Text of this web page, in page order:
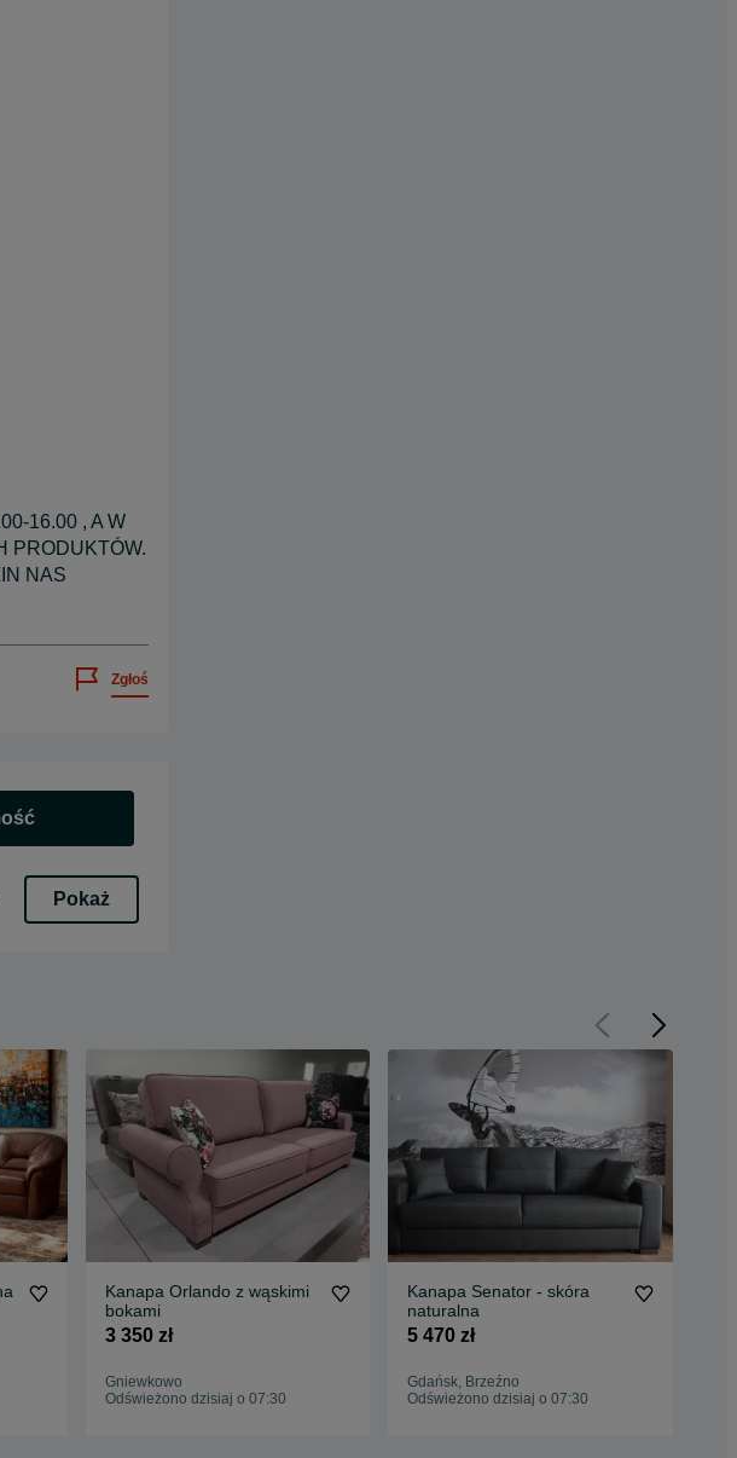
16.00 , A W
PRODUKTÓW.
NAS
Zgłoś
Pokaż
Kanapa Orlando z wąskimi
bokami
3 350 zł
Gniewkowo
Odświeżono dzisiaj o 07:30
Kanapa Senator - skóra
naturalna
5 470 zł
Gdańsk, Brzeźno
Odświeżono dzisiaj o 07:30